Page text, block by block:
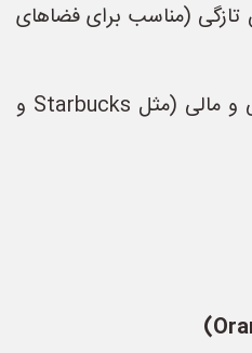
(مناسب برای فضاهای
- در برندهای زیست‌محیطی و مالی (مثل Starbucks و